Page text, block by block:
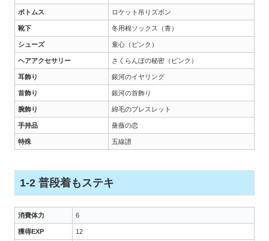
ボトムス ロケット吊りズボン
靴下 冬用棉ソックス（青）
シューズ 童心（ピンク）
ヘアアクセサリー さくらんぼの秘密（ピンク）
耳飾り 銀河のイヤリング
首飾り 銀河の首飾り
腕飾り 綿毛のブレスレット
手持品 薔薇の恋
特殊 五線譜
1-2 普段着もステキ
消費体力 6
獲得EXP 12